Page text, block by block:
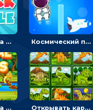
Головоломка с часами для детей: читать время по циферблату Космический побег: двигать космонавта, чтобы попасть к кораблю
Головоломка Звери-малыши: открывай карточки по очереди, чтобы найти одинаковые Открывать картинки с динозаврами и складывать в пары по памяти - головоломка